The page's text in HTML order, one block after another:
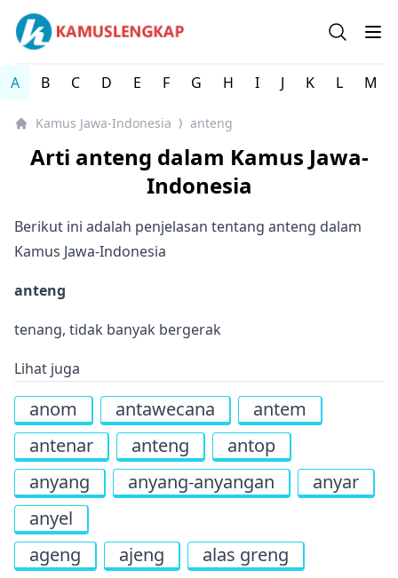
Kamus Lengkap Jawa-Indonesia - Kamus Bahasa Daerah
Open
A B C D E F G H I J K L M
Kamus Jawa-Indonesia ⟩ anteng
Arti anteng dalam Kamus Jawa-
Indonesia
Berikut ini adalah penjelasan tentang anteng dalam
Kamus Jawa-Indonesia
anteng
tenang, tidak banyak bergerak
Lihat juga
anom antawecana
antem
antenar
anteng
antop
anyang
anyang-anyangan
anyar
anyel
ageng
ajeng
alas greng